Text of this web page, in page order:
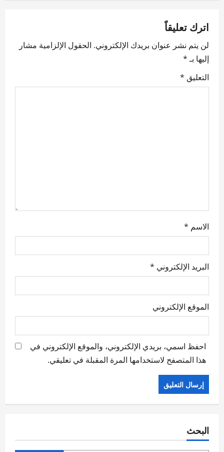
v
i
g
a
اترك تعليقاً
لن يتم نشر عنوان بريدك الإلكتروني. الحقول الإلزامية مشار
إليها بـ*
التعليق *
الاسم *
البريد الإلكتروني *
الموقع الإلكتروني
احفظ اسمي، بريدي الإلكتروني، والموقع الإلكتروني في
هذا المتصفح لاستخدامها المرة المقبلة في تعليقي.
البحث